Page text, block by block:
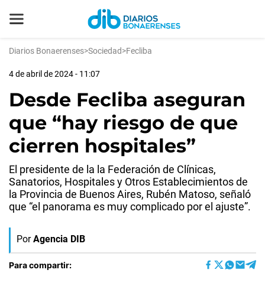
Diarios Bonaerenses>Sociedad>Fecliba
4 de abril de 2024 - 11:07
Desde Fecliba aseguran
que “hay riesgo de que
cierren hospitales”
El presidente de la la Federación de Clínicas,
Sanatorios, Hospitales y Otros Establecimientos de
la Provincia de Buenos Aires, Rubén Matoso, señaló
que “el panorama es muy complicado por el ajuste”.
Por Agencia DIB
Para compartir: